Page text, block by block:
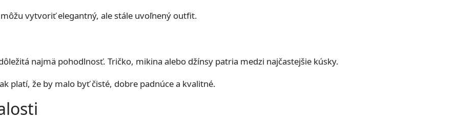
vytvoriť elegantný, ale stále uvoľnený outfit.
najmä pohodlnosť. Tričko, mikina alebo džínsy patria medzi najčastejšie kúsky.
platí, že by malo byť čisté, dobre padnúce a kvalitné.